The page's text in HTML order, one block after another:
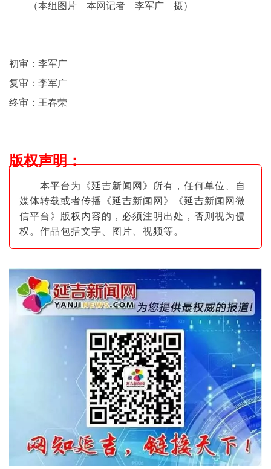
（本组图片 本网记者 李军广 摄）
初审：李军广
复审：李军广
终审：王春荣
版权声明：
本平台为《延吉新闻网》所有，任何单位、自
媒体转载或者传播《延吉新闻网》《延吉新闻网微
信平台》版权内容的，必须注明出处，否则视为侵
权。作品包括文字、图片 、视频等。